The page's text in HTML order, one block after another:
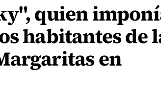
quien
habitantes de
en